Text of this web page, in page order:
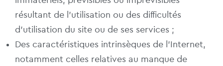
résultant de l’utilisation ou des difficultés
d’utilisation du site ou de ses services ;
Des caractéristiques intrinsèques de l’Internet,
notamment celles relatives au manque de